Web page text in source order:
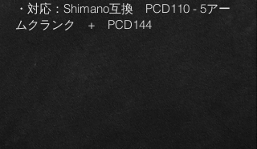
・対応：Shimano互換 PCD110 - 5アー
ムクランク + PCD144